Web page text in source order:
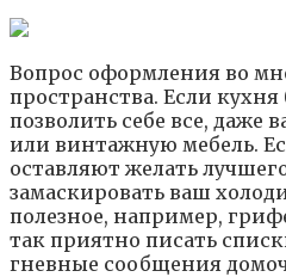
Вопрос оформления во
пространства. Если
позволить себе все, даже
или винтажную мебель.
оставляют желать
замаскировать ваш
полезное, например,
так приятно писать
гневные сообщения